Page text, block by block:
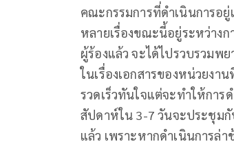
คณะกรรมการที่ดำเนินการอยู่
หลายเรื่องขณะนี้อยู่ระหว่างก
ผู้ร้องแล้ว จะได้ไปรวบรวมพ
ในเรื่องเอกสารของหน่วยงา
รวดเร็วทันใจแต่จะทำให้กา
สัปดาห์ใน 3-7 วันจะประชุมกั
แล้ว เพราะหากดำเนินการล่